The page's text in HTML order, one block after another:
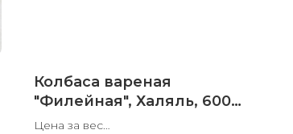
Колбаса вареная
"Филейная", Халяль, 600
гр
Цена за вес